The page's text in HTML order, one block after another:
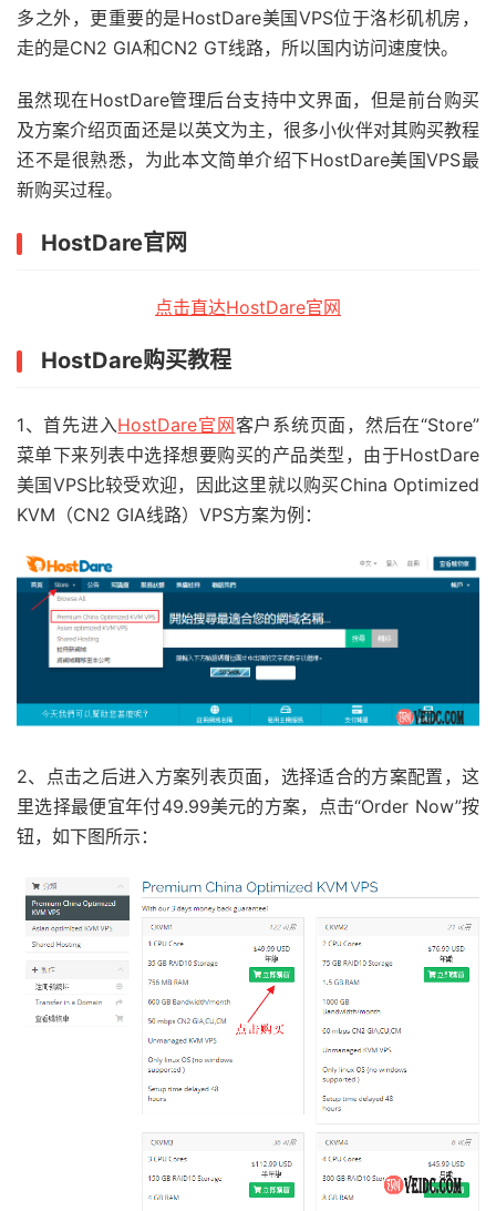
多之外，更重要的是HostDare美国VPS位于洛杉矶机房，
走的是CN2 GIA和CN2 GT线路，所以国内访问速度快。
虽然现在HostDare管理后台支持中文界面，但是前台购买
及方案介绍页面还是以英文为主，很多小伙伴对其购买教程
还不是很熟悉，为此本文简单介绍下HostDare美国VPS最
新购买过程。
HostDare官网
点击直达HostDare官网
HostDare购买教程
1、首先进入HostDare官网客户系统页面，然后在“Store”
菜单下来列表中选择想要购买的产品类型，由于HostDare
美国VPS比较受欢迎，因此这里就以购买China Optimized
KVM（CN2 GIA线路）VPS方案为例：
2、点击之后进入方案列表页面，选择适合的方案配置，这
里选择最便宜年付49.99美元的方案，点击“Order Now”按
钮，如下图所示：